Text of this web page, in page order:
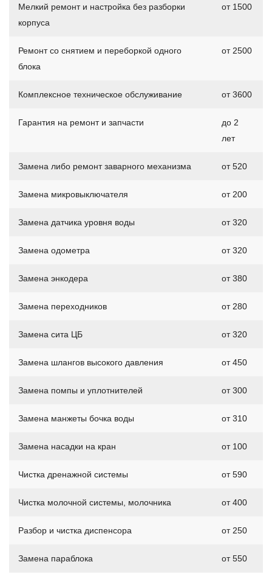
Мелкий ремонт и настройка без разборки
корпуса
от 1500
Ремонт со снятием и переборкой одного
блока
от 2500
Комплексное техническое обслуживание от 3600
Гарантия на ремонт и запчасти
до 2
лет
Замена либо ремонт заварного механизма от 520
Замена микровыключателя от 200
Замена датчика уровня воды от 320
Замена одометра от 320
Замена энкодера от 380
Замена переходников от 280
Замена сита ЦБ от 320
Замена шлангов высокого давления от 450
Замена помпы и уплотнителей от 300
Замена манжеты бочка воды от 310
Замена насадки на кран от 100
Чистка дренажной системы от 590
Чистка молочной системы, молочника от 400
Разбор и чистка диспенсора от 250
Замена параблока от 550